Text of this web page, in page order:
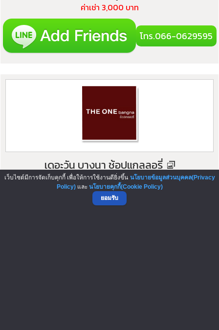
ค่าเช่า 3,000 บาท
โทร.066-0629595
เดอะวัน บางนา ช้อปแกลลอรี่
เดอะวัน บางนา ช้อปแกลลอรี่ ช้อปร้านค้าหน้าโรงเรียนสาธิต
มหาวิทยาลัยรามคำแหง 2 ติดถนนคู่ ...
ค่าเช่า 12,000 บาท
เว็บไซต์มีการจัดเก็บคุกกี้ เพื่อให้การใช้งานดียิ่งขึ้น นโยบายข้อมูลส่วนบุคคล(Privacy
Policy)และ นโยบายคุกกี้(Cookie Policy)
ยอมรับ